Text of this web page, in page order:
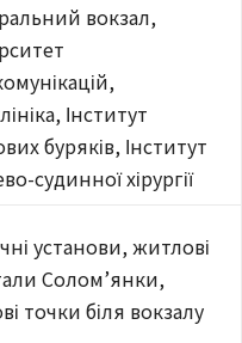
вокзал,
Інститут
буряків, Інститут
судинної хірургії
установи, житлові
Солом’янки,
точки біля вокзалу